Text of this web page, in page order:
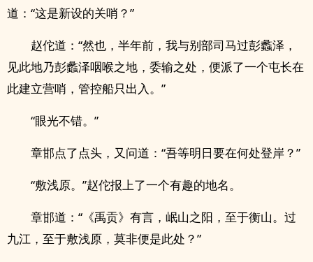
道：“这是新设的关哨？”
赵佗道：“然也，半年前，我与别部司马过彭蠡泽，
见此地乃彭蠡泽咽喉之地，委输之处，便派了一个屯长在
此建立营哨，管控船只出入。”
“眼光不错。”
章邯点了点头，又问道：“吾等明日要在何处登岸？”
“敷浅原。”赵佗报上了一个有趣的地名。
章邯道：“《禹贡》有言，岷山之阳，至于衡山。过
九江，至于敷浅原，莫非便是此处？”